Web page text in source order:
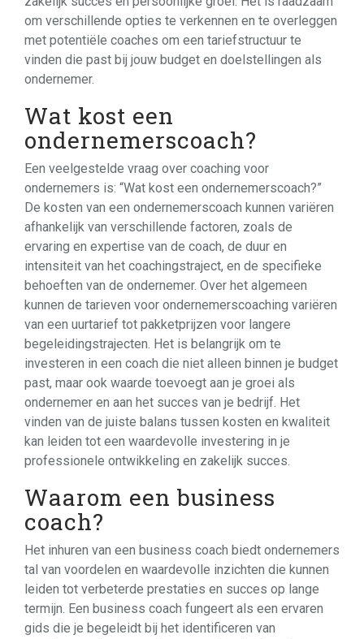
om verschillende opties te verkennen en te overleggen
met potentiële coaches om een tariefstructuur te
vinden die past bij jouw budget en doelstellingen als
ondernemer.
Wat kost een
ondernemerscoach?
Een veelgestelde vraag over coaching voor
ondernemers is: “Wat kost een ondernemerscoach?”
De kosten van een ondernemerscoach kunnen variëren
afhankelijk van verschillende factoren, zoals de
ervaring en expertise van de coach, de duur en
intensiteit van het coachingstraject, en de specifieke
behoeften van de ondernemer. Over het algemeen
kunnen de tarieven voor ondernemerscoaching variëren
van een uurtarief tot pakketprijzen voor langere
begeleidingstrajecten. Het is belangrijk om te
investeren in een coach die niet alleen binnen je budget
past, maar ook waarde toevoegt aan je groei als
ondernemer en aan het succes van je bedrijf. Het
vinden van de juiste balans tussen kosten en kwaliteit
kan leiden tot een waardevolle investering in je
professionele ontwikkeling en zakelijk succes.
Waarom een business
coach?
Het inhuren van een business coach biedt ondernemers
tal van voordelen en waardevolle inzichten die kunnen
leiden tot verbeterde prestaties en succes op lange
termijn. Een business coach fungeert als een ervaren
gids die je begeleidt bij het identificeren van